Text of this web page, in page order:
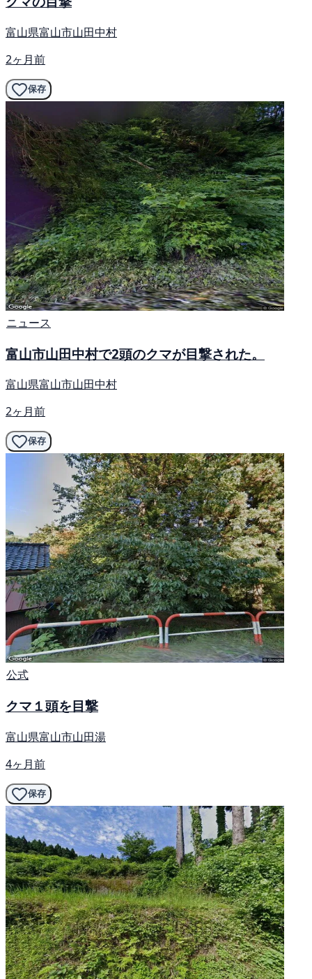
富山県富山市山田中村
2ヶ月前
保存
ニュース
富山市山田中村で2頭のクマが目撃された。
富山県富山市山田中村
2ヶ月前
保存
公式
クマ１頭を目撃
富山県富山市山田湯
4ヶ月前
保存